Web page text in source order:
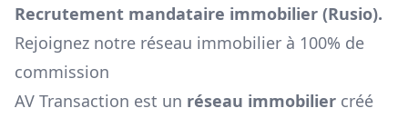
Recrutement mandataire immobilier (Rusio).
Rejoignez notre réseau immobilier à 100% de
commission
AV Transaction est un réseau immobilier créé